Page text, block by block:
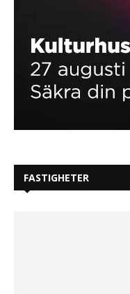
FASTIGHETER